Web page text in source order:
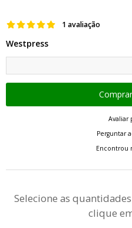
1 avaliação
Westpress
Avaliar
Perguntar
Encontrou
Selecione as
clique